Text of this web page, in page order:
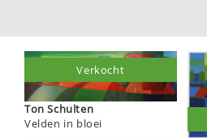
Ton Schulten
Velden in bloei
Verkocht